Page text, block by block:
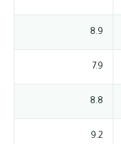
8.9
7.9
8.8
9.2